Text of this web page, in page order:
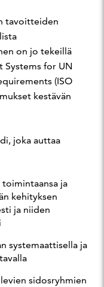
tavoitteiden
on jo tekeillä
for UN
(ISO
kestävän
joka auttaa
ja
kehityksen
ja niiden
systemaattisella ja
sidosryhmien